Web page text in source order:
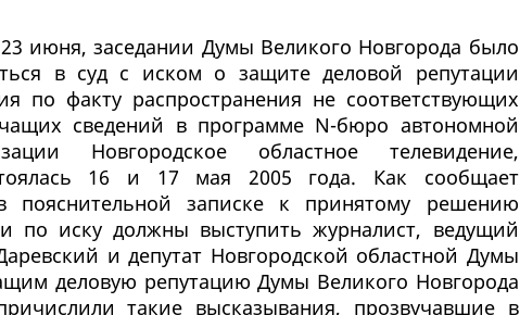
июня, заседании Думы Великого Новгорода было
в суд с иском о защите деловой репутации
по факту распространения не соответствующих
сведений в программе N-бюро автономной
Новгородское областное телевидение,
16 и 17 мая 2005 года. Как сообщает
пояснительной записке к принятому решению
по иску должны выступить журналист, ведущий
и депутат Новгородской областной Думы
деловую репутацию Думы Великого Новгорода
такие высказывания, прозвучавшие в